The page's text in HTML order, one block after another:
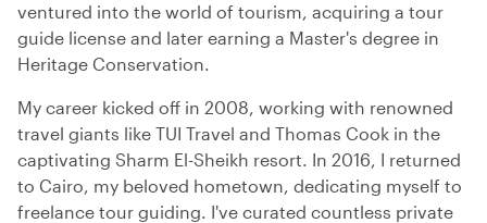
ventured into the world of tourism, acquiring a tour
guide license and later earning a Master's degree in
Heritage Conservation.
My career kicked off in 2008, working with renowned
travel giants like TUI Travel and Thomas Cook in the
captivating Sharm El-Sheikh resort. In 2016, I returned
to Cairo, my beloved hometown, dedicating myself to
freelance tour guiding. I've curated countless private